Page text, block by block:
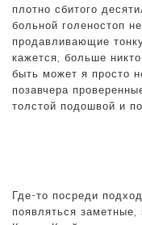
плотно сбитого
больной голеностоп
продавливающие
кажется, больше
быть может я просто
позавчера
толстой подошвой и
Где-то посреди
появляться